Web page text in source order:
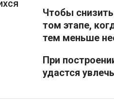
Чтобы
том этапе,
тем меньше
При
удастся